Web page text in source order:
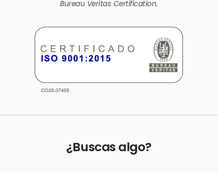
Bureau Veritas Certification.
¿Buscas algo?